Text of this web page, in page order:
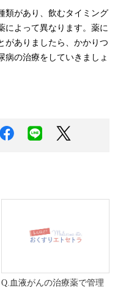
類があり、飲むタイミング
によって異なります。薬に
がありましたら、かかりつ
病の治療をしていきましょ
Q.血液がんの治療薬で管理